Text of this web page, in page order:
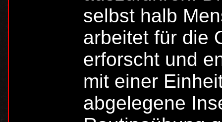
selbst halb
arbeitet für die
erforscht und
mit einer
abgelegene